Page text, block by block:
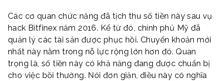
Các cơ quan chức năng đã tịch thu số tiền này sau vụ
hack Bitfinex năm 2016. Kể từ đó, chính phủ Mỹ đã
quản lý các tài sản được phục hồi. Chuyển khoản mới
nhất này nằm trong nỗ lực rộng lớn hơn đó. Quan
trọng là, số tiền này có khả năng đang được chuẩn bị
cho việc bồi thường. Nói đơn giản, điều này có nghĩa